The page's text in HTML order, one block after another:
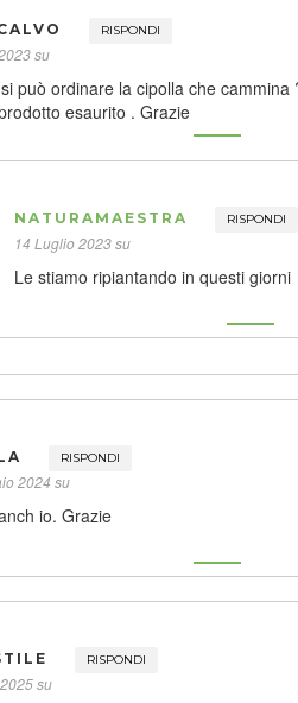
RISPONDI
su
può ordinare la cipolla che
esaurito . Grazie
NATURAMAESTRA RISPONDI
14 Luglio 2023 su
Le stiamo ripiantando in questi giorni
RISPONDI
2024 su
io. Grazie
RISPONDI
su